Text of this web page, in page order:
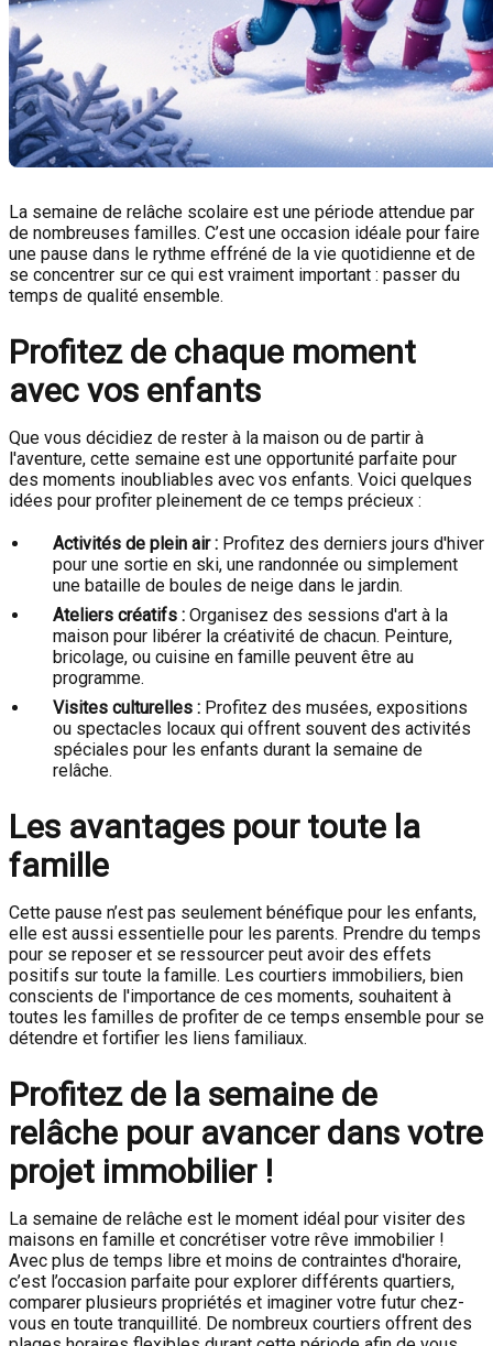
La semaine de relâche scolaire est une période attendue par
de nombreuses familles. C’est une occasion idéale pour faire
une pause dans le rythme effréné de la vie quotidienne et de
se concentrer sur ce qui est vraiment important : passer du
temps de qualité ensemble.
Profitez de chaque moment
avec vos enfants
Que vous décidiez de rester à la maison ou de partir à
l'aventure, cette semaine est une opportunité parfaite pour
des moments inoubliables avec vos enfants. Voici quelques
idées pour profiter pleinement de ce temps précieux :
Activités de plein air : Profitez des derniers jours d'hiver
pour une sortie en ski, une randonnée ou simplement
une bataille de boules de neige dans le jardin.
Ateliers créatifs : Organisez des sessions d'art à la
maison pour libérer la créativité de chacun. Peinture,
bricolage, ou cuisine en famille peuvent être au
programme.
Visites culturelles : Profitez des musées, expositions
ou spectacles locaux qui offrent souvent des activités
spéciales pour les enfants durant la semaine de
relâche.
Les avantages pour toute la
famille
Cette pause n’est pas seulement bénéfique pour les enfants,
elle est aussi essentielle pour les parents. Prendre du temps
pour se reposer et se ressourcer peut avoir des effets
positifs sur toute la famille. Les courtiers immobiliers, bien
conscients de l'importance de ces moments, souhaitent à
toutes les familles de profiter de ce temps ensemble pour se
détendre et fortifier les liens familiaux.
Profitez de la semaine de
relâche pour avancer dans votre
projet immobilier !
La semaine de relâche est le moment idéal pour visiter des
maisons en famille et concrétiser votre rêve immobilier !
Avec plus de temps libre et moins de contraintes d'horaire,
c’est l’occasion parfaite pour explorer différents quartiers,
comparer plusieurs propriétés et imaginer votre futur chez-
vous en toute tranquillité. De nombreux courtiers offrent des